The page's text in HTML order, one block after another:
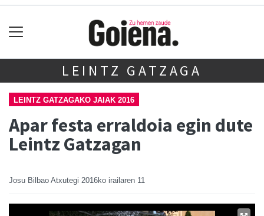
LEINTZ GATZAGA
LEINTZ GATZAGAKO JAIAK 2016
Apar festa erraldoia egin dute
Leintz Gatzagan
Josu Bilbao Atxutegi 2016ko irailaren 11